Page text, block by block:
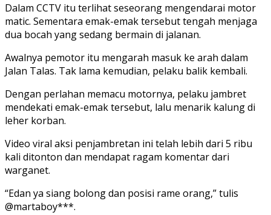
Dalam CCTV itu terlihat seseorang mengendarai motor
matic. Sementara emak-emak tersebut tengah menjaga
dua bocah yang sedang bermain di jalanan.
Awalnya pemotor itu mengarah masuk ke arah dalam
Jalan Talas. Tak lama kemudian, pelaku balik kembali.
Dengan perlahan memacu motornya, pelaku jambret
mendekati emak-emak tersebut, lalu menarik kalung di
leher korban.
Video viral aksi penjambretan ini telah lebih dari 5 ribu
kali ditonton dan mendapat ragam komentar dari
warganet.
“Edan ya siang bolong dan posisi rame orang,” tulis
@martaboy***.